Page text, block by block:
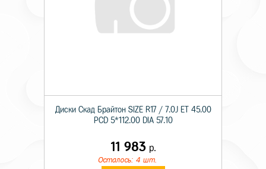
Диски Скад Брайтон SIZE R17 / 7.0J ET 45.00
PCD 5*112.00 DIA 57.10
11 983р.
Осталось: 4 шт.